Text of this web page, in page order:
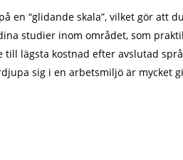
en “glidande skala”, vilket gör att
studier inom området, som
lägsta kostnad efter avslutad
sig i en arbetsmiljö är mycket